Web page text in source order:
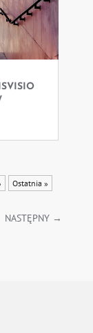
Ostatnia »
NASTĘPNY →